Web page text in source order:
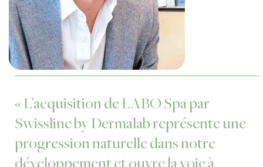
« L’acquisition de LABO Spa par
Swissline by Dermalab représente une
progression naturelle dans notre